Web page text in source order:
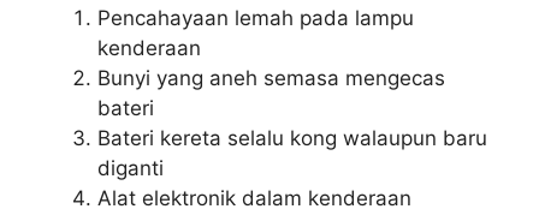
Pencahayaan lemah pada lampu
kenderaan
Bunyi yang aneh semasa mengecas
bateri
Bateri kereta selalu kong walaupun baru
diganti
Alat elektronik dalam kenderaan